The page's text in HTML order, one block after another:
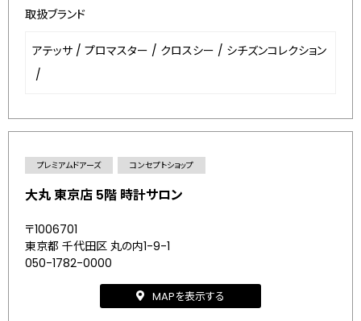
取扱ブランド
アテッサ / プロマスター / クロスシー / シチズンコレクション
/
プレミアムドアーズ コンセプトショップ
大丸 東京店 5階 時計サロン
〒1006701
東京都 千代田区 丸の内1-9-1
050-1782-0000
MAPを表示する